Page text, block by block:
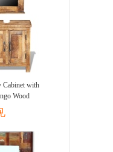
Cabinet with
Wood